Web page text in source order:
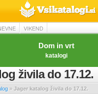
VIKEND
Dom in vrt
katalogi
živila do 17.12.
» Jager katalog živila do 17.12.